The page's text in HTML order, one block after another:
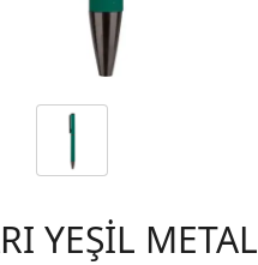
YEŞİL METAL